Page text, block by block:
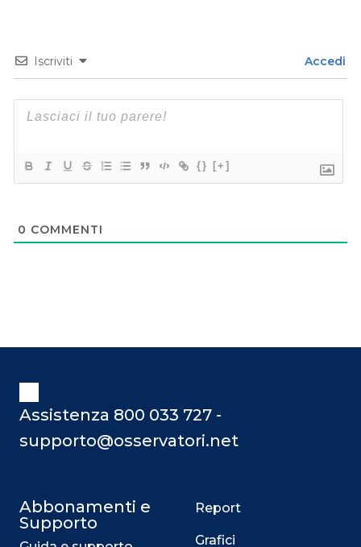
Iscriviti Accedi
{} [+]
0 COMMENTI
Assistenza 800 033 727 -
supporto@osservatori.net
Abbonamenti e
Supporto
Report
Grafici